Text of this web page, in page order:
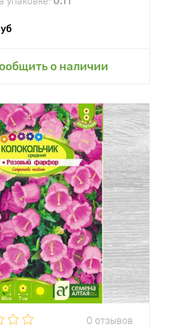
о наличии
0 отзывов